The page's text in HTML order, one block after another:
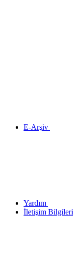
E-Arşiv
Yardım
İletişim Bilgileri